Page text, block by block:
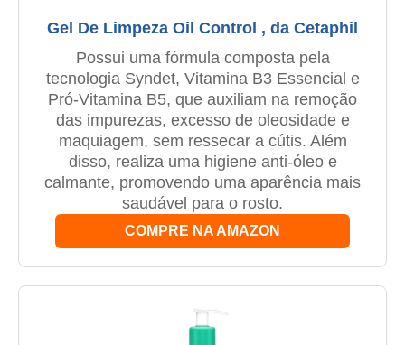
Gel De Limpeza Oil Control , da Cetaphil
Possui uma fórmula composta pela
tecnologia Syndet, Vitamina B3 Essencial e
Pró-Vitamina B5, que auxiliam na remoção
das impurezas, excesso de oleosidade e
maquiagem, sem ressecar a cútis. Além
disso, realiza uma higiene anti-óleo e
calmante, promovendo uma aparência mais
saudável para o rosto.
COMPRE NA AMAZON